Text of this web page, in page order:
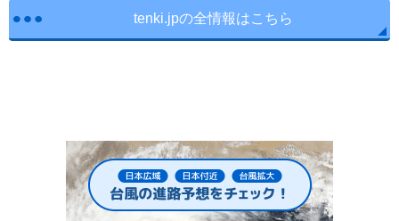
tenki.jpの全情報はこちら